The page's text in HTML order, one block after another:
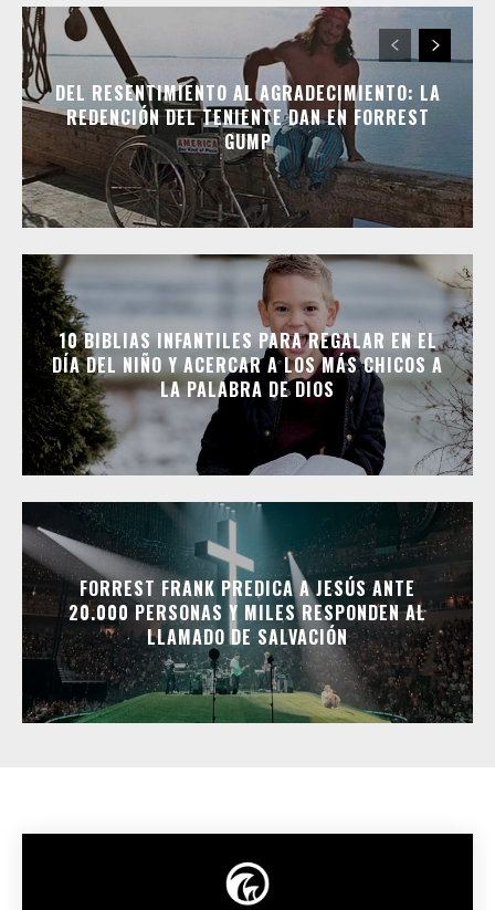
DEL RESENTIMIENTO AL AGRADECIMIENTO: LA
REDENCIÓN DEL TENIENTE DAN EN FORREST
GUMP
10 BIBLIAS INFANTILES PARA REGALAR EN EL
DÍA DEL NIÑO Y ACERCAR A LOS MÁS CHICOS A
LA PALABRA DE DIOS
FORREST FRANK PREDICA A JESÚS ANTE
20.000 PERSONAS Y MILES RESPONDEN AL
LLAMADO DE SALVACIÓN